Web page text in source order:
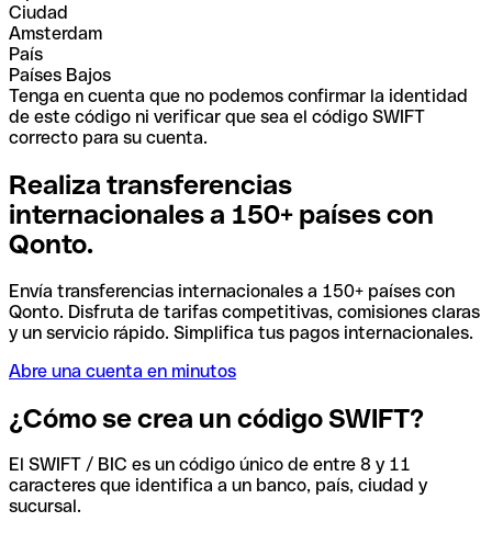
Ciudad
Amsterdam
País
Países Bajos
Tenga en cuenta que no podemos confirmar la identidad
de este código ni verificar que sea el código SWIFT
correcto para su cuenta.
Realiza transferencias
internacionales a 150+ países con
Qonto.
Envía transferencias internacionales a 150+ países con
Qonto. Disfruta de tarifas competitivas, comisiones claras
y un servicio rápido. Simplifica tus pagos internacionales.
Abre una cuenta en minutos
¿Cómo se crea un código SWIFT?
El SWIFT / BIC es un código único de entre 8 y 11
caracteres que identifica a un banco, país, ciudad y
sucursal.